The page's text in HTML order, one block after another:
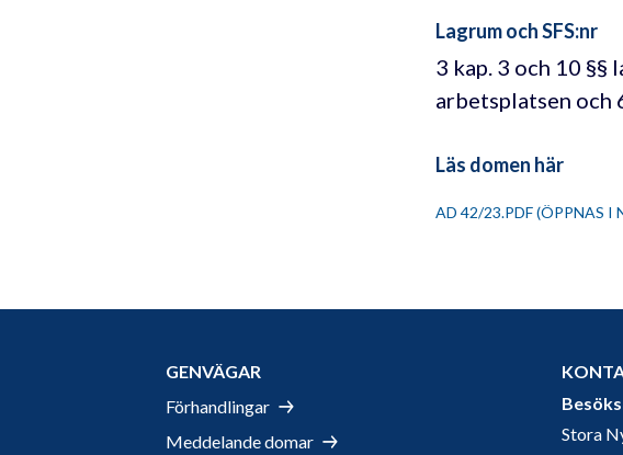
Lagrum och SFS:nr
3 kap. 3 och 10
arbetsplatsen och
Läs domen här
AD 42/23.PDF (ÖPPNAS I
GENVÄGAR
Förhandlingar
Meddelande domar
Stora